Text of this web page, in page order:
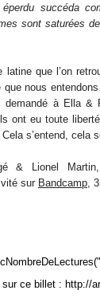
succéda
sont saturées
latine que l’on
que nous
demandé à Ella &
ont eu toute
Cela s’entend, cela
& Lionel
sur Bandcamp ,
ce billet : http://